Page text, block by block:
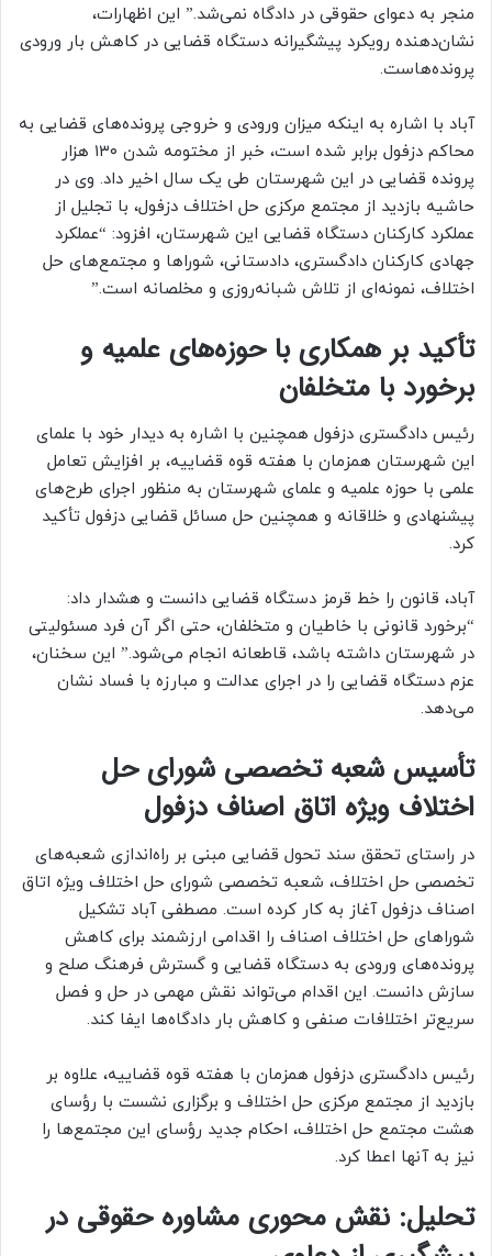
منجر به دعوای حقوقی در دادگاه نمی‌شد.” این اظهارات،
نشان‌دهنده رویکرد پیشگیرانه دستگاه قضایی در کاهش بار ورودی
پرونده‌هاست.
آباد با اشاره به اینکه میزان ورودی و خروجی پرونده‌های قضایی به
محاکم دزفول برابر شده است، خبر از مختومه شدن ۱۳۰ هزار
پرونده قضایی در این شهرستان طی یک سال اخیر داد. وی در
حاشیه بازدید از مجتمع مرکزی حل اختلاف دزفول، با تجلیل از
عملکرد کارکنان دستگاه قضایی این شهرستان، افزود: “عملکرد
جهادی کارکنان دادگستری، دادستانی، شوراها و مجتمع‌های حل
اختلاف، نمونه‌ای از تلاش شبانه‌روزی و مخلصانه است.”
تأکید بر همکاری با حوزه‌های علمیه و
برخورد با متخلفان
رئیس دادگستری دزفول همچنین با اشاره به دیدار خود با علمای
این شهرستان همزمان با هفته قوه قضاییه، بر افزایش تعامل
علمی با حوزه علمیه و علمای شهرستان به منظور اجرای طرح‌های
پیشنهادی و خلاقانه و همچنین حل مسائل قضایی دزفول تأکید
کرد.
آباد، قانون را خط قرمز دستگاه قضایی دانست و هشدار داد:
“برخورد قانونی با خاطیان و متخلفان، حتی اگر آن فرد مسئولیتی
در شهرستان داشته باشد، قاطعانه انجام می‌شود.” این سخنان،
عزم دستگاه قضایی را در اجرای عدالت و مبارزه با فساد نشان
می‌دهد.
تأسیس شعبه تخصصی شورای حل
اختلاف ویژه اتاق اصناف دزفول
در راستای تحقق سند تحول قضایی مبنی بر راه‌اندازی شعبه‌های
تخصصی حل اختلاف، شعبه تخصصی شورای حل اختلاف ویژه اتاق
اصناف دزفول آغاز به کار کرده است. مصطفی آباد تشکیل
شوراهای حل اختلاف اصناف را اقدامی ارزشمند برای کاهش
پرونده‌های ورودی به دستگاه قضایی و گسترش فرهنگ صلح و
سازش دانست. این اقدام می‌تواند نقش مهمی در حل و فصل
سریع‌تر اختلافات صنفی و کاهش بار دادگاه‌ها ایفا کند.
رئیس دادگستری دزفول همزمان با هفته قوه قضاییه، علاوه بر
بازدید از مجتمع مرکزی حل اختلاف و برگزاری نشست با رؤسای
هشت مجتمع حل اختلاف، احکام جدید رؤسای این مجتمع‌ها را
نیز به آنها اعطا کرد.
تحلیل: نقش محوری مشاوره حقوقی در